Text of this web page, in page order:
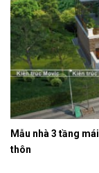
Mẫu nhà 3 tầng
thôn